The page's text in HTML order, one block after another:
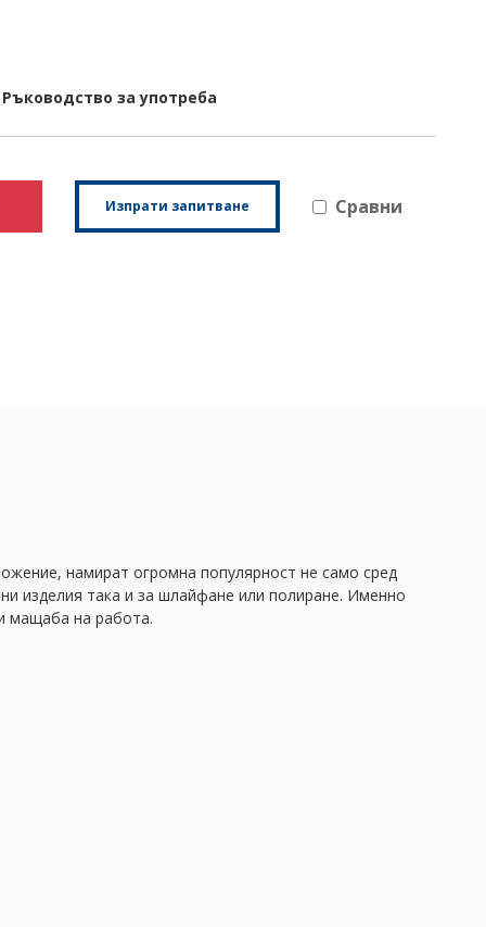
Ръководство за употреба
Изпрати запитване Сравни
намират огромна популярност не само сред
изделия така и за шлайфане или полиране. Именно
мащаба на работа.